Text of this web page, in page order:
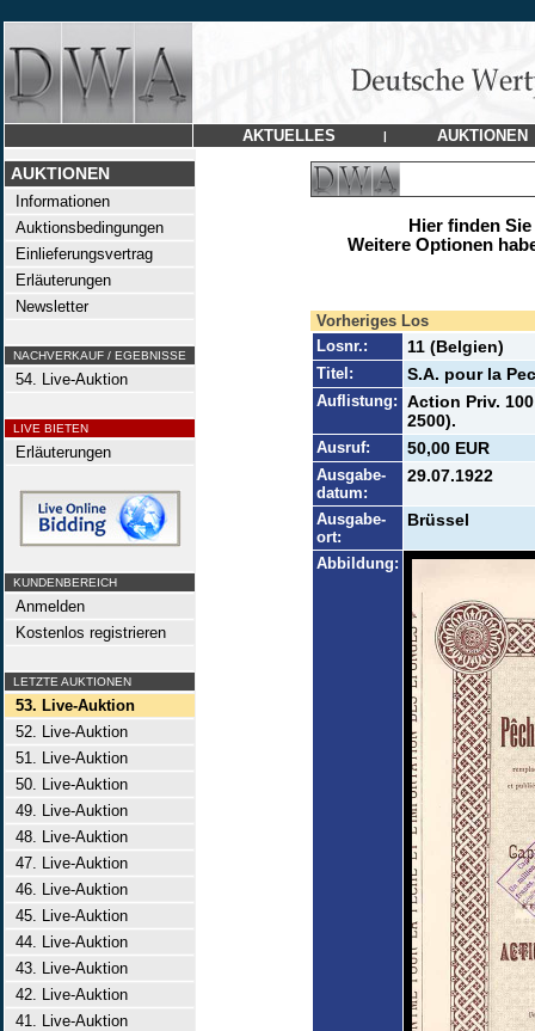
AKTUELLES | AUKTIONEN
AUKTIONEN
Informationen
Auktionsbedingungen
Einlieferungsvertrag
Erläuterungen
Newsletter
NACHVERKAUF / EGEBNISSE
54. Live-Auktion
LIVE BIETEN
Erläuterungen
KUNDENBEREICH
Anmelden
Kostenlos registrieren
LETZTE AUKTIONEN
53. Live-Auktion
52. Live-Auktion
51. Live-Auktion
50. Live-Auktion
49. Live-Auktion
48. Live-Auktion
47. Live-Auktion
46. Live-Auktion
45. Live-Auktion
44. Live-Auktion
43. Live-Auktion
42. Live-Auktion
41. Live-Auktion
Hier finden
Weitere Optionen
Vorheriges Los
Losnr.:
11 (Belgien)
Titel: S.A. pour la
Auflistung: Action Priv.
2500).
Ausruf: 50,00 EUR
Ausgabe-
datum:
29.07.1922
Ausgabe-
ort:
Brüssel
Abbildung: